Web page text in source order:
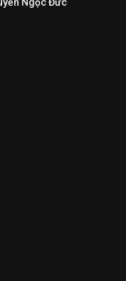
Ngọc Đức